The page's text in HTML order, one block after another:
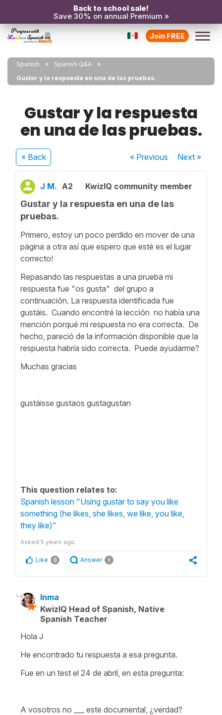
Back to school sale!
Save 30% on annual Premium »
Join FREE
Spanish
Spanish Q&A
Gustar y la respuesta en una de las pruebas.
Gustar y la respuesta
en una de las pruebas.
« Back « Previous Next»
J M. A2 KwizIQ community member
Gustar y la respuesta en una de las
pruebas.
Primero, estoy un poco perdido en mover de una
página a otra así que espero que esté es el lugar
correcto!
Repasando las respuestas a una prueba mi
respuesta fue "os gusta" del grupo a
continuación. La respuesta identificada fue
gustáis. Cuando encontré la lección no había una
mención porqué mi respuesta no era correcta. De
hecho, pareció de la información disponible que la
respuesta habría sido correcta. Puede ayudarme?
Muchas gracias
gustáisse gustaos gustagustan
This question relates to:
Spanish lesson "Using gustar to say you like
something (he likes, she likes, we like, you like,
they like)"
Asked 5 years ago
Like 0 Answer 1
Inma
KwizIQ Head of Spanish, Native
Spanish Teacher
Hola J
He encontrado tu respuesta a esa pregunta.
Fue en un test el 24 de abril, en esta pregunta:
A vosotros no ___ este documental, ¿verdad?